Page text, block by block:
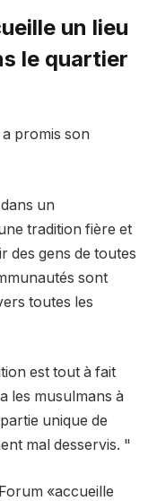
un lieu
le quartier
promis son
un
tradition fière et
des gens de toutes
sont
toutes les
est tout à fait
les musulmans à
unique de
mal desservis. "
«accueille